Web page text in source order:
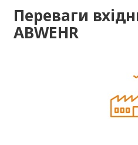
Переваги
ABWEHR